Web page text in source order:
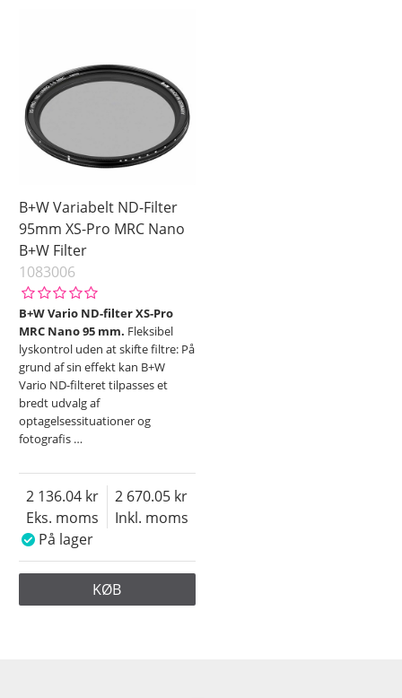
B+W Variabelt ND-Filter
95mm XS-Pro MRC Nano
B+W Filter
1083006
B+W Vario ND-filter XS-Pro
MRC Nano 95 mm. Fleksibel
lyskontrol uden at skifte filtre: På
grund af sin effekt kan B+W
Vario ND-filteret tilpasses et
bredt udvalg af
optagelsessituationer og
fotografis …
Eks. moms
2 136.04
Inkl. moms
2 670.05
På lager
KØB